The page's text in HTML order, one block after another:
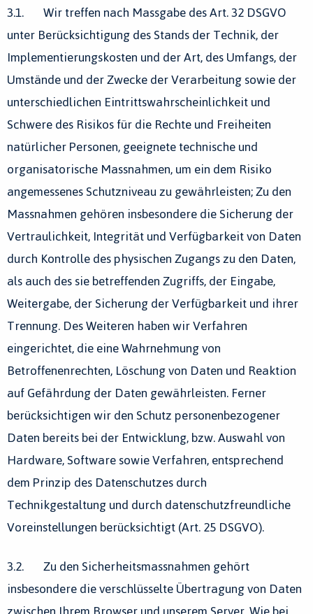
3.1. Wir treffen nach Massgabe des Art. 32 DSGVO
unter Berücksichtigung des Stands der Technik, der
Implementierungskosten und der Art, des Umfangs, der
Umstände und der Zwecke der Verarbeitung sowie der
unterschiedlichen Eintrittswahrscheinlichkeit und
Schwere des Risikos für die Rechte und Freiheiten
natürlicher Personen, geeignete technische und
organisatorische Massnahmen, um ein dem Risiko
angemessenes Schutzniveau zu gewährleisten; Zu den
Massnahmen gehören insbesondere die Sicherung der
Vertraulichkeit, Integrität und Verfügbarkeit von Daten
durch Kontrolle des physischen Zugangs zu den Daten,
als auch des sie betreffenden Zugriffs, der Eingabe,
Weitergabe, der Sicherung der Verfügbarkeit und ihrer
Trennung. Des Weiteren haben wir Verfahren
eingerichtet, die eine Wahrnehmung von
Betroffenenrechten, Löschung von Daten und Reaktion
auf Gefährdung der Daten gewährleisten. Ferner
berücksichtigen wir den Schutz personenbezogener
Daten bereits bei der Entwicklung, bzw. Auswahl von
Hardware, Software sowie Verfahren, entsprechend
dem Prinzip des Datenschutzes durch
Technikgestaltung und durch datenschutzfreundliche
Voreinstellungen berücksichtigt (Art. 25 DSGVO).
3.2. Zu den Sicherheitsmassnahmen gehört
insbesondere die verschlüsselte Übertragung von Daten